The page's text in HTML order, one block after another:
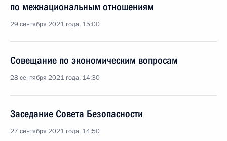
по межнациональным отношениям
29 сентября 2021 года, 15:00
Совещание по экономическим вопросам
28 сентября 2021 года, 14:30
Заседание Совета Безопасности
27 сентября 2021 года, 14:50